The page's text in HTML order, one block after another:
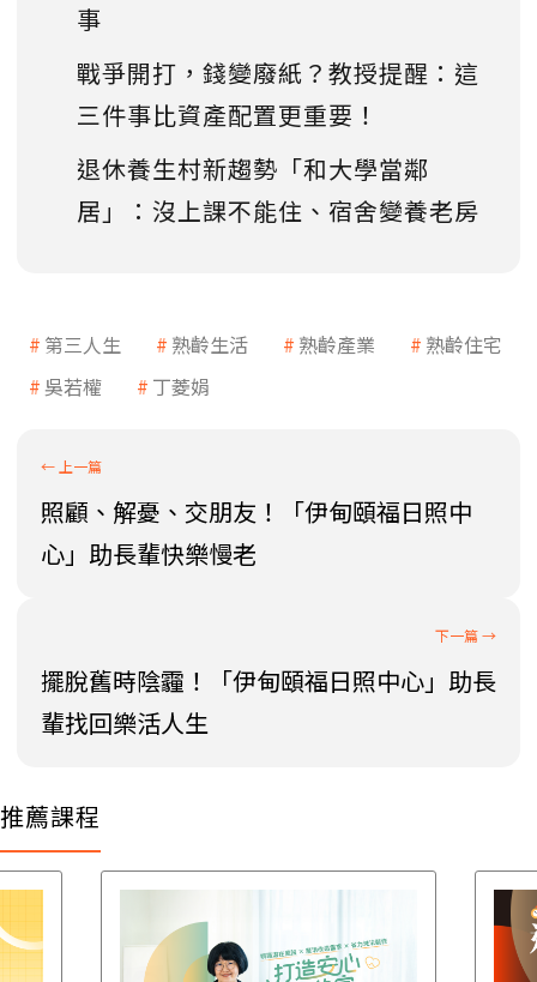
事
戰爭開打，錢變廢紙？教授提醒：這
三件事比資產配置更重要！
退休養生村新趨勢「和大學當鄰
居」：沒上課不能住、宿舍變養老房
第三人生 熟齡生活 熟齡產業
熟齡住宅
吳若權
丁菱娟
照顧、解憂、交朋友！「伊甸頤福日照中
心」助長輩快樂慢老
擺脫舊時陰霾！「伊甸頤福日照中心」助長
輩找回樂活人生
推薦課程